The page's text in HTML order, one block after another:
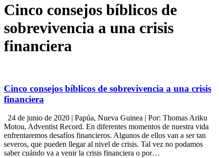
Cinco consejos bíblicos de
sobrevivencia a una crisis
financiera
Cinco consejos bíblicos de sobrevivencia a una crisis
financiera
24 de junio de 2020 | Papúa, Nueva Guinea | Por: Thomas Ariku
Motou, Adventist Record. En diferentes momentos de nuestra vida
enfrentaremos desafíos financieros. Algunos de ellos van a ser tan
severos, que pueden llegar al nivel de crisis. Tal vez no podamos
saber cuándo va a venir la crisis financiera o por…